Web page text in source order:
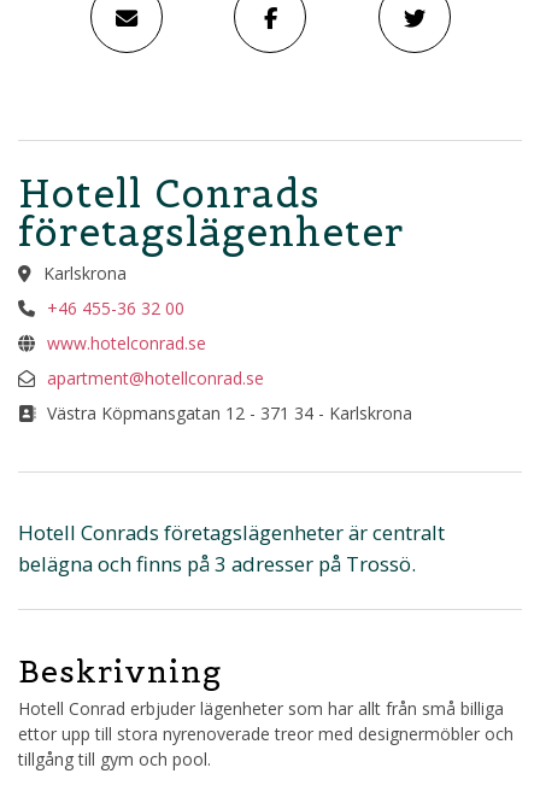
Hotell Conrads
företagslägenheter
Karlskrona
+46 455-36 32 00
www.hotelconrad.se
apartment@hotellconrad.se
Västra Köpmansgatan 12 - 371 34 - Karlskrona
Hotell Conrads företagslägenheter är centralt
belägna och finns på 3 adresser på Trossö.
Beskrivning
Hotell Conrad erbjuder lägenheter som har allt från små billiga
ettor upp till stora nyrenoverade treor med designermöbler och
tillgång till gym och pool.